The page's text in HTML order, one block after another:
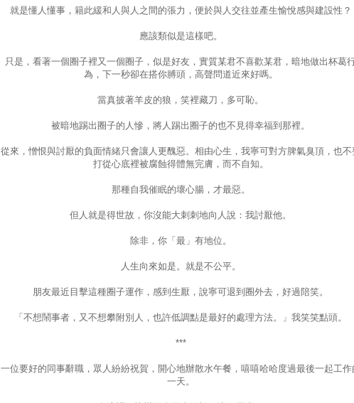
就是懂人懂事，籍此緩和人與人之間的張力，便於與人交往並產生愉悅感與建設性？
應該類似是這樣吧。
只是，看著一個圈子裡又一個圈子，似是好友，實質某君不喜歡某君，暗地做出杯葛
為，下一秒卻在搭你膊頭，高聲問道近來好嗎。
當真披著羊皮的狼，笑裡藏刀，多可恥。
被暗地踢出圈子的人慘，將人踢出圈子的也不見得幸福到那裡。
從來，憎恨與討厭的負面情緒只會讓人更醜惡。相由心生，我寧可對方脾氣臭頂，也不
打從心底裡被腐蝕得體無完膚，而不自知。
那種自我催眠的壞心腸，才最惡。
但人就是得世故，你沒能大刺刺地向人說：我討厭他。
除非，你「最」有地位。
人生向來如是。就是不公平。
朋友最近目擊這種圈子運作，感到生厭，說寧可退到圈外去，好過陪笑。
「不想鬧事者，又不想攀附別人，也許低調點是最好的處理方法。」我笑笑點頭。
***
一位要好的同事辭職，眾人紛紛祝賀，開心地辦散水午餐，嘻嘻哈哈度過最後一起工作
一天。